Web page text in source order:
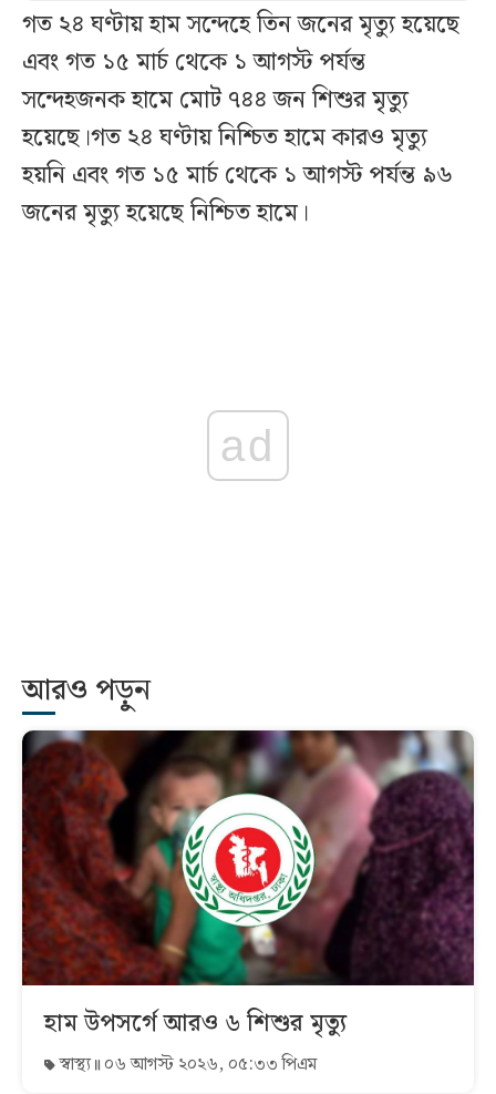
গত ২৪ ঘণ্টায় হাম সন্দেহে তিন জনের মৃত্যু হয়েছে
এবং গত ১৫ মার্চ থেকে ১ আগস্ট পর্যন্ত
সন্দেহজনক হামে মোট ৭৪৪ জন শিশুর মৃত্যু
হয়েছে।গত ২৪ ঘণ্টায় নিশ্চিত হামে কারও মৃত্যু
হয়নি এবং গত ১৫ মার্চ থেকে ১ আগস্ট পর্যন্ত ৯৬
জনের মৃত্যু হয়েছে নিশ্চিত হামে।
ad
আরও পড়ুন
হাম উপসর্গে আরও ৬ শিশুর মৃত্যু
স্বাস্থ্য ০৬ আগস্ট ২০২৬, ০৫:৩৩ পিএম